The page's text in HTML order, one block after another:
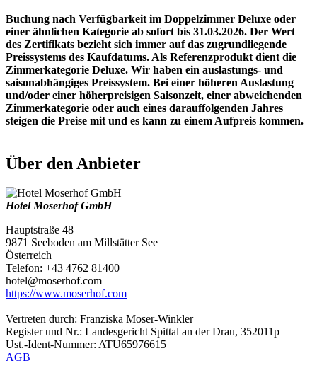
Buchung nach Verfügbarkeit im Doppelzimmer Deluxe oder
einer ähnlichen Kategorie ab sofort bis 31.03.2026. Der Wert
des Zertifikats bezieht sich immer auf das zugrundliegende
Preissystems des Kaufdatums. Als Referenzprodukt dient die
Zimmerkategorie Deluxe. Wir haben ein auslastungs- und
saisonabhängiges Preissystem. Bei einer höheren Auslastung
und/oder einer höherpreisigen Saisonzeit, einer abweichenden
Zimmerkategorie oder auch eines darauffolgenden Jahres
steigen die Preise mit und es kann zu einem Aufpreis kommen.
Über den Anbieter
Hotel Moserhof GmbH
Hauptstraße 48
9871 Seeboden am Millstätter See
Österreich
Telefon: +43 4762 81400
hotel@moserhof.com
https://www.moserhof.com
Vertreten durch: Franziska Moser-Winkler
Register und Nr.: Landesgericht Spittal an der Drau, 352011p
Ust.-Ident-Nummer: ATU65976615
AGB